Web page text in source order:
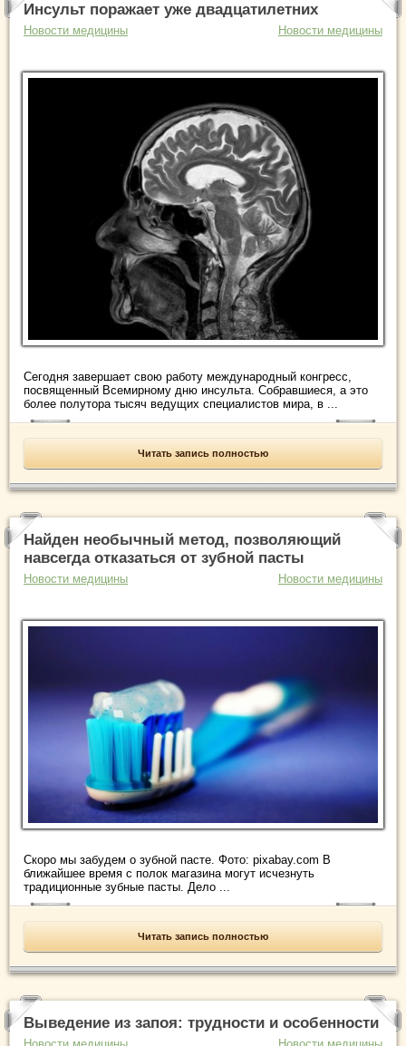
Инсульт поражает уже двадцатилетних
Новости медицины Новости медицины
Сегодня завершает свою работу международный конгресс,
посвященный Всемирному дню инсульта. Собравшиеся, а это
более полутора тысяч ведущих специалистов мира, в ...
Читать запись полностью
Найден необычный метод, позволяющий
навсегда отказаться от зубной пасты
Новости медицины Новости медицины
Скоро мы забудем о зубной пасте. Фото: pixabay.com В
ближайшее время с полок магазина могут исчезнуть
традиционные зубные пасты. Дело ...
Читать запись полностью
Выведение из запоя: трудности и особенности